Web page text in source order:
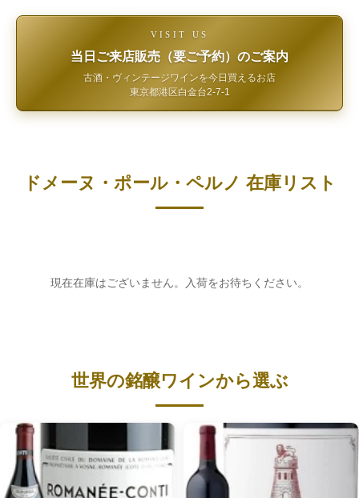
VISIT US
当日ご来店販売（要ご予約）のご案内
古酒・ヴィンテージワインを今日買えるお店
東京都港区白金台2-7-1
ドメーヌ・ポール・ペルノ 在庫リスト
現在在庫はございません。入荷をお待ちください。
世界の銘醸ワインから選ぶ